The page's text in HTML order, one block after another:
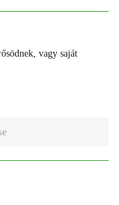
vagy saját